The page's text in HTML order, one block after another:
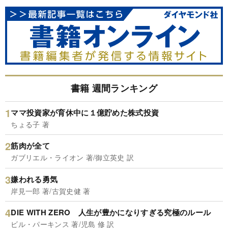
書籍 週間ランキング
ママ投資家が育休中に１億貯めた株式投資
ちょる子 著
筋肉が全て
ガブリエル・ライオン 著/御立英史 訳
嫌われる勇気
岸見一郎 著/古賀史健 著
DIE WITH ZERO 人生が豊かになりすぎる究極のルール
ビル・パーキンス 著/児島 修 訳